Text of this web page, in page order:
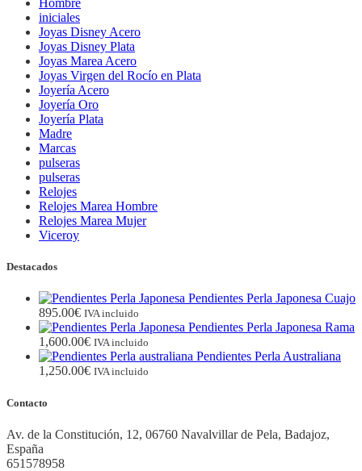
Hombre
iniciales
Joyas Disney Acero
Joyas Disney Plata
Joyas Marea Acero
Joyas Virgen del Rocío en Plata
Joyería Acero
Joyería Oro
Joyería Plata
Madre
Marcas
pulseras
pulseras
Relojes
Relojes Marea Hombre
Relojes Marea Mujer
Viceroy
Destacados
Pendientes Perla Japonesa Cuajo
895.00€ IVA incluido
Pendientes Perla Japonesa Rama
1,600.00€ IVA incluido
Pendientes Perla Australiana
1,250.00€ IVA incluido
Contacto
Av. de la Constitución, 12, 06760 Navalvillar de Pela, Badajoz,
España
651578958